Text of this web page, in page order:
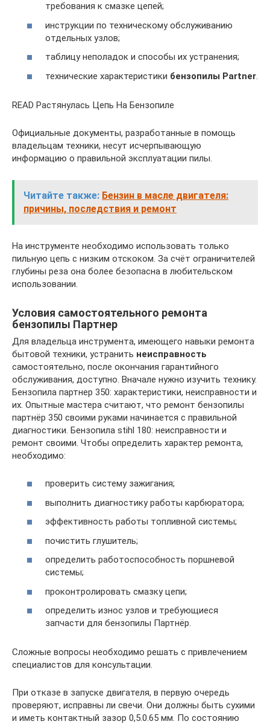
требования к смазке цепей;
инструкции по техническому обслуживанию
отдельных узлов;
таблицу неполадок и способы их устранения;
технические характеристики бензопилы Partner.
READ Растянулась Цепь На Бензопиле
Официальные документы, разработанные в помощь
владельцам техники, несут исчерпывающую
информацию о правильной эксплуатации пилы.
Читайте также: Бензин в масле двигателя:
причины, последствия и ремонт
На инструменте необходимо использовать только
пильную цепь с низким отскоком. За счёт ограничителей
глубины реза она более безопасна в любительском
использовании.
Условия самостоятельного ремонта
бензопилы Партнер
Для владельца инструмента, имеющего навыки ремонта
бытовой техники, устранить неисправность
самостоятельно, после окончания гарантийного
обслуживания, доступно. Вначале нужно изучить технику.
Бензопила партнер 350: характеристики, неисправности и
их. Опытные мастера считают, что ремонт бензопилы
партнёр 350 своими руками начинается с правильной
диагностики. Бензопила stihl 180: неисправности и
ремонт своими. Чтобы определить характер ремонта,
необходимо:
проверить систему зажигания;
выполнить диагностику работы карбюратора;
эффективность работы топливной системы;
почистить глушитель;
определить работоспособность поршневой
системы;
проконтролировать смазку цепи;
определить износ узлов и требующиеся
запчасти для бензопилы Партнёр.
Сложные вопросы необходимо решать с привлечением
специалистов для консультации.
При отказе в запуске двигателя, в первую очередь
проверяют, исправны ли свечи. Они должны быть сухими
и иметь контактный зазор 0,5.0.65 мм. По состоянию